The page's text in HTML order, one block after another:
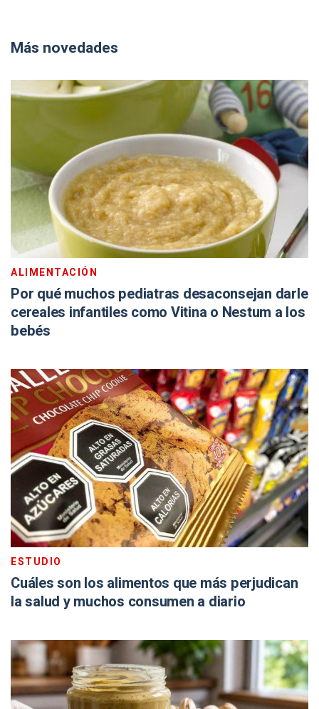
Más novedades
ALIMENTACIÓN
Por qué muchos pediatras desaconsejan darle
cereales infantiles como Vitina o Nestum a los
bebés
ESTUDIO
Cuáles son los alimentos que más perjudican
la salud y muchos consumen a diario